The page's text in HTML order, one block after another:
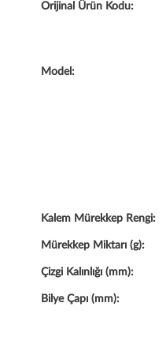
Orijinal Ürün Kodu:
Model:
Kalem Mürekkep Rengi:
Mürekkep Miktarı (g):
Çizgi Kalınlığı (mm):
Bilye Çapı (mm):